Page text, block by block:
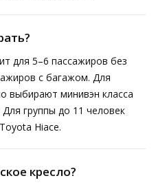
для 5–6 пассажиров без
с багажом. Для
выбирают минивэн класса
группы до 11 человек
Hiace.
кресло?